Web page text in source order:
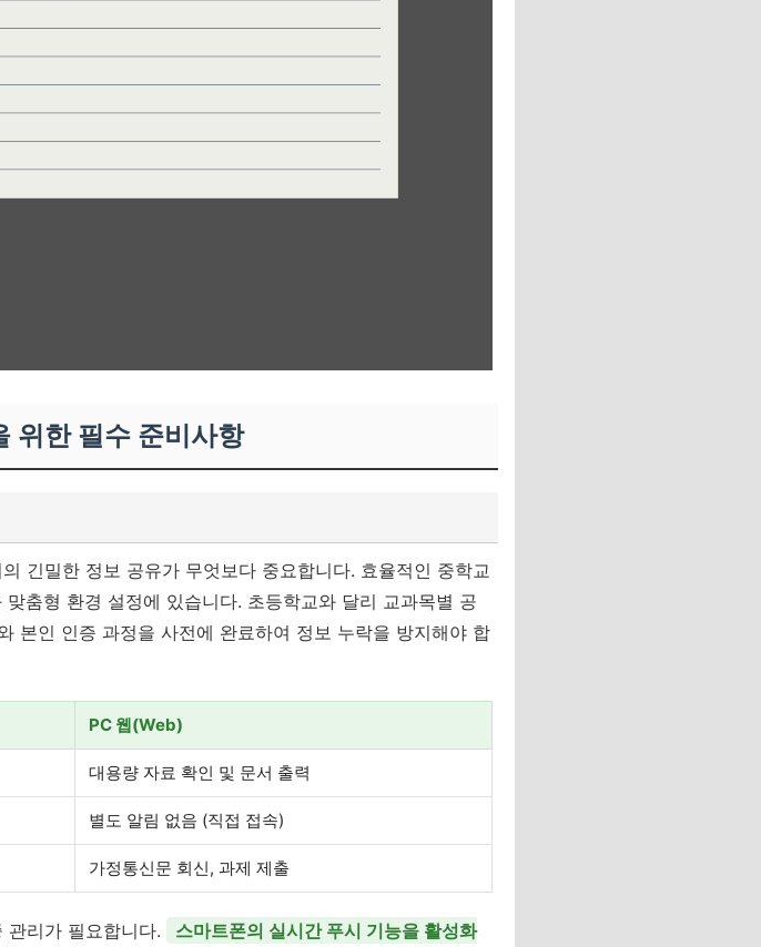
위한 필수 준비사항
긴밀한 정보 공유가 무엇보다 중요합니다. 효율적인 중학교
춤형 환경 설정에 있습니다. 초등학교와 달리 교과목별 공
본인 인증 과정을 사전에 완료하여 정보 누락을 방지해야 합
PC 웹(Web)
대용량 자료 확인 및 문서 출력
별도 알림 없음 (직접 접속)
가정통신문 회신, 과제 제출
관리가 필요합니다. 스마트폰의 실시간 푸시 기능을 활성화